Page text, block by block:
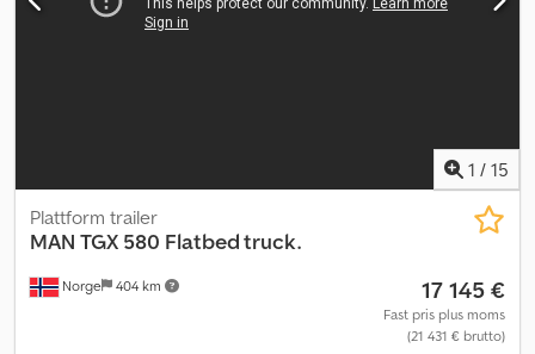
snöplogsutrustning. Fordonet har Euro 6-motor och
spridarhydraulik. Omgående leverans möjlig. Km: 373000 Hk: 480
1 / 15
Norge 404 km
Plattform trailer
MAN TGX 580 Flatbed truck.
17 145 €
Fast pris plus moms
(21 431 € brutto)